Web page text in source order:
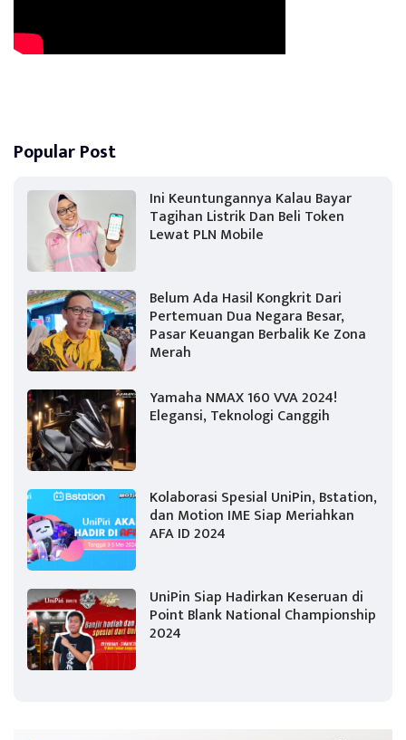
Popular Post
Ini Keuntungannya Kalau Bayar
Tagihan Listrik Dan Beli Token
Lewat PLN Mobile
Belum Ada Hasil Kongkrit Dari
Pertemuan Dua Negara Besar,
Pasar Keuangan Berbalik Ke Zona
Merah
Yamaha NMAX 160 VVA 2024!
Elegansi, Teknologi Canggih
Kolaborasi Spesial UniPin, Bstation,
dan Motion IME Siap Meriahkan
AFA ID 2024
UniPin Siap Hadirkan Keseruan di
Point Blank National Championship
2024